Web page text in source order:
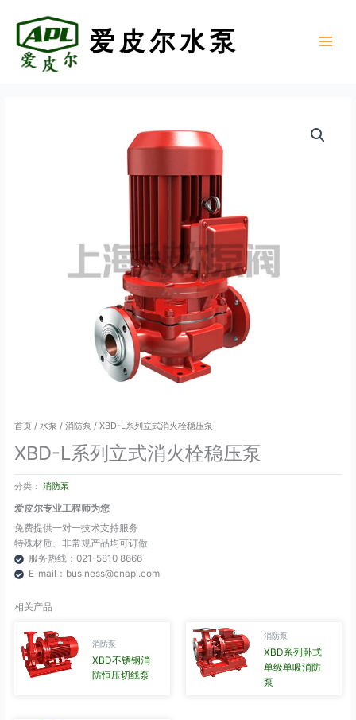
爱皮尔水泵
首页 /水泵 /消防泵 / XBD-L系列立式消火栓稳压泵
XBD-L系列立式消火栓稳压泵
分类：消防泵
爱皮尔专业工程师为您
免费提供一对一技术支持服务
特殊材质、非常规产品均可订做
服务热线：021-5810 8666
E-mail：business@cnapl.com
相关产品
消防泵
XBD不锈钢消
防恒压切线泵
消防泵
XBD系列卧式
单级单吸消防
泵